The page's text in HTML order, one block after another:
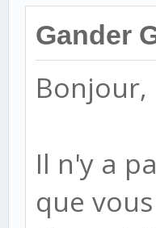
Gander
Bonjour,
Il n'y a
que